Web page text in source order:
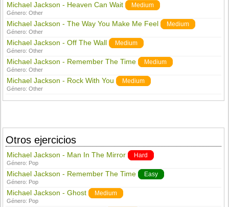
Michael Jackson - Heaven Can Wait Medium
Género:Other
Michael Jackson - The Way You Make Me Feel Medium
Género:Other
Michael Jackson - Off The Wall Medium
Género:Other
Michael Jackson - Remember The Time Medium
Género:Other
Michael Jackson - Rock With You Medium
Género:Other
Otros ejercicios
Michael Jackson - Man In The Mirror Hard
Género: Pop
Michael Jackson - Remember The Time Easy
Género: Pop
Michael Jackson - Ghost Medium
Género: Pop